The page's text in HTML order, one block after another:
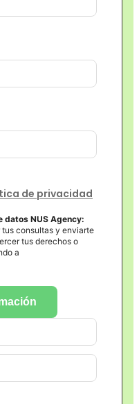
de privacidad
datos NUS Agency:
tus consultas y enviarte
tus derechos o
a